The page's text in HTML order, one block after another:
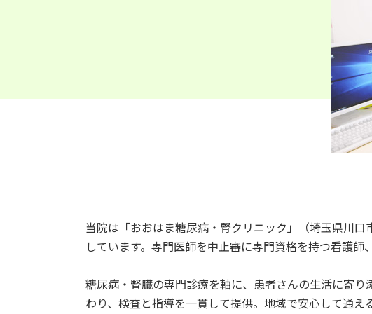
当院は「おおはま糖尿病・腎クリニック」（埼玉県川
しています。専門医師を中止審に専門資格を持つ看護
糖尿病・腎臓の専門診療を軸に、患者さんの生活に寄
わり、検査と指導を一貫して提供。地域で安心して通え